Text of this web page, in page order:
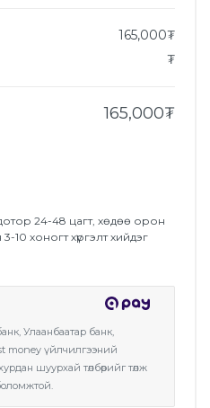
165,000₮
₮
165,000₮
24-48 цагт, хөдөө орон
10 хоногт хүргэлт хийдэг
Улаанбаатар банк,
money үйлчилгээний
шуурхай төлбөрийг төлж